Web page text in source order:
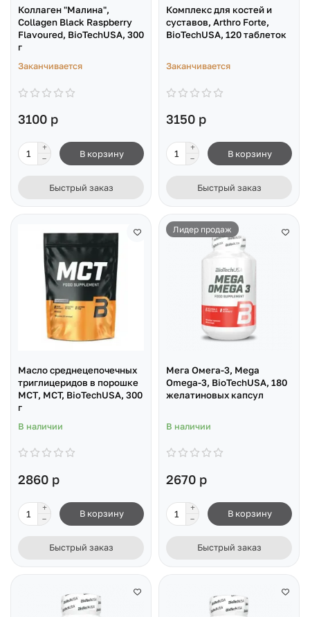
Коллаген "Малина",
Collagen Black Raspberry
Flavoured, BioTechUSA, 300
г
Заканчивается
3100 р
В корзину
Быстрый заказ
Комплекс для костей и
суставов, Arthro Forte,
BioTechUSA, 120 таблеток
Заканчивается
3150 р
В корзину
Быстрый заказ
Масло среднецепочечных
триглицеридов в порошке
МСТ, MCT, BioTechUSA, 300
г
В наличии
2860 р
В корзину
Быстрый заказ
Лидер продаж
Мега Омега-3, Mega
Omega-3, BioTechUSA, 180
желатиновых капсул
В наличии
2670 р
В корзину
Быстрый заказ